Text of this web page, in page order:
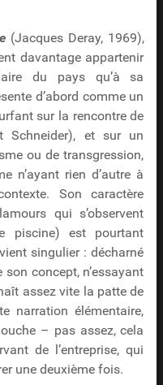
(Jacques Deray, 1969),
davantage appartenir
du pays qu’à sa
d’abord comme un
sur la rencontre de
Schneider), et sur un
ou de transgression,
n’ayant rien d’autre à
Son caractère
qui s’observent
piscine) est pourtant
singulier : décharné
concept, n’essayant
assez vite la patte de
narration élémentaire,
– pas assez, cela
de l’entreprise, qui
une deuxième fois.